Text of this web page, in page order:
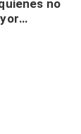
no
por